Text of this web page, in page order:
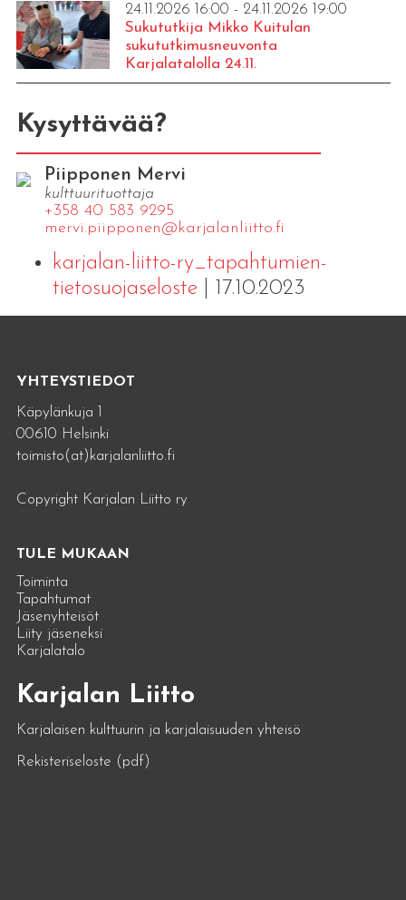
24.11.2026 16:00 - 24.11.2026 19:00
Sukututkija Mikko Kuitulan
sukututkimusneuvonta
Karjalatalolla 24.11.
Kysyttävää?
Piipponen Mervi
kulttuurituottaja
+358 40 583 9295
mervi.​piipponen@​kar​jala​nlii​tto.​fi
karjalan-liitto-ry_tapahtumien-
tietosuojaseloste| 17.10.2023
YHTEYSTIEDOT
Käpylänkuja 1
00610 Helsinki
toimisto(at)karjalanliitto.fi
Copyright Karjalan Liitto ry
TULE MUKAAN
Toiminta
Tapahtumat
Jäsenyhteisöt
Liity jäseneksi
Karjalatalo
Karjalan Liitto
Karjalaisen kulttuurin ja karjalaisuuden yhteisö
Rekisteriseloste (pdf)